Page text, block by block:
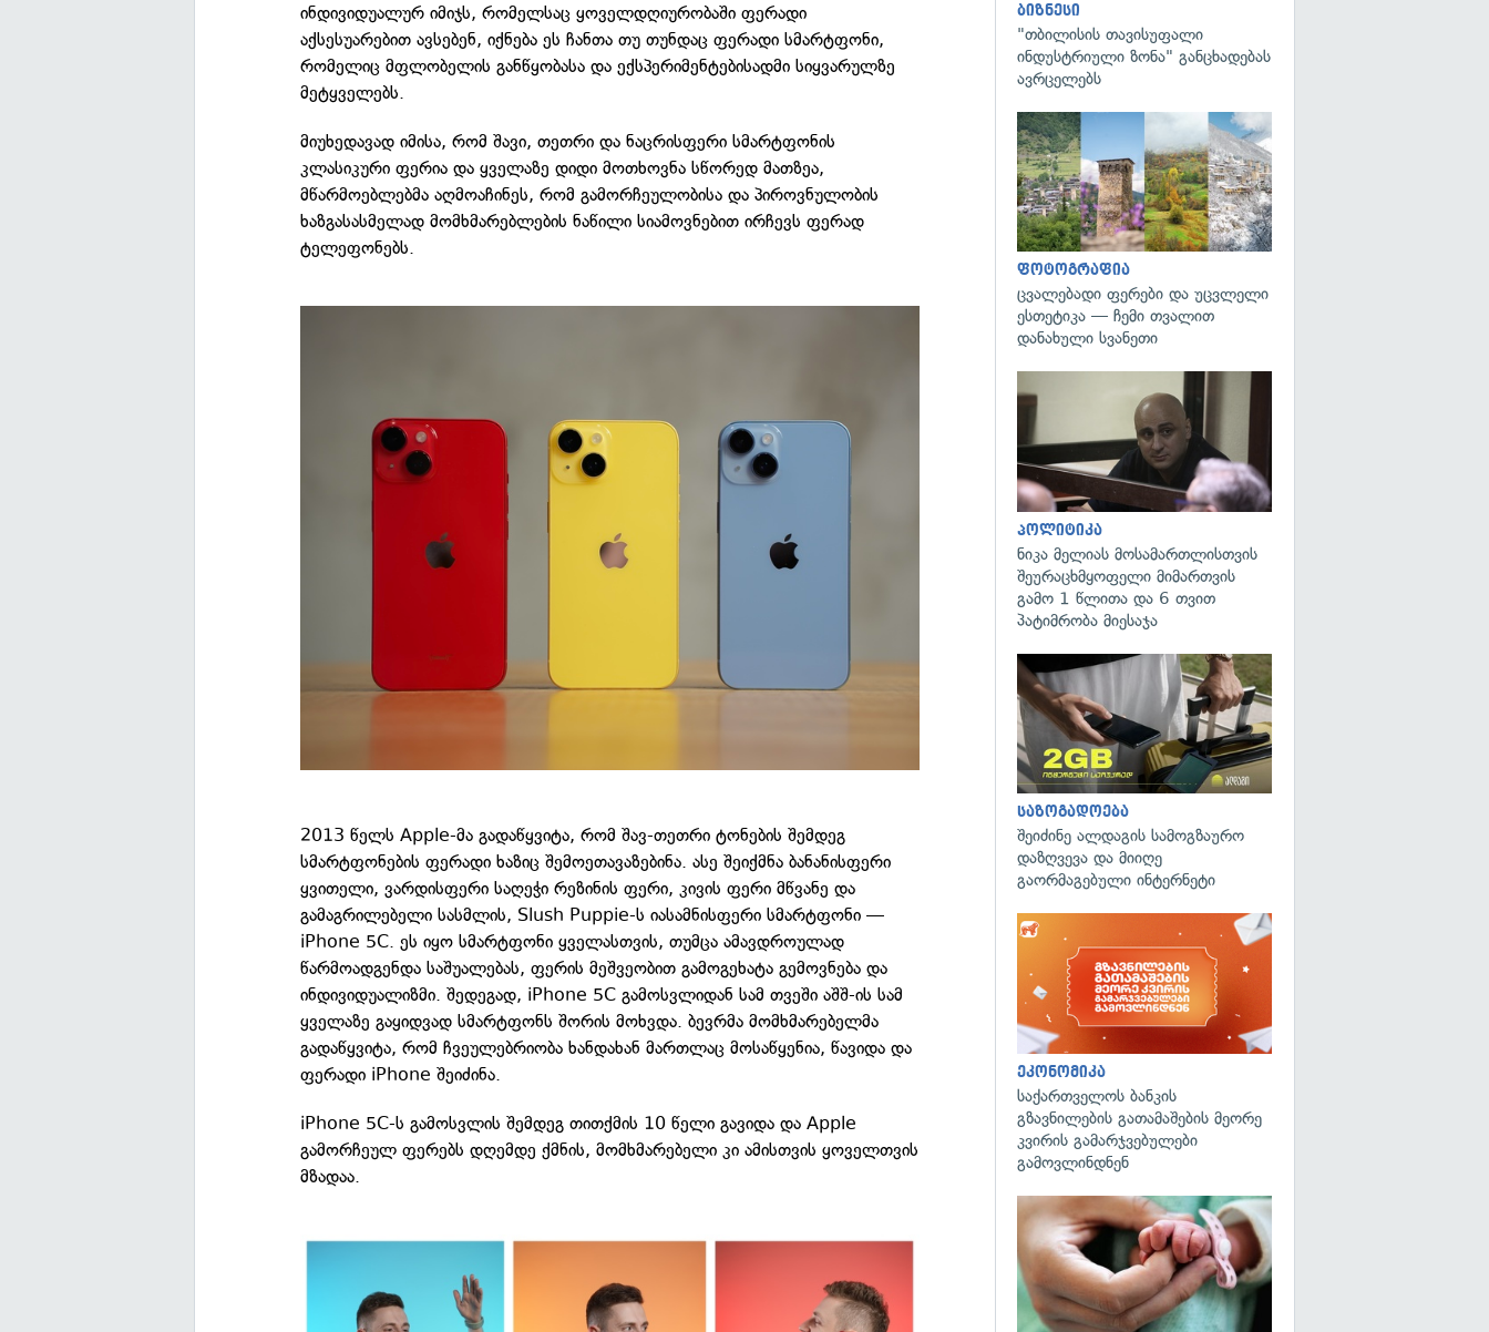
ინდივიდუალურ იმიჯს, რომელსაც ყოველდღიურობაში ფერადი
აქსესუარებით ავსებენ, იქნება ეს ჩანთა თუ თუნდაც ფერადი სმარტფონი,
რომელიც მფლობელის განწყობასა და ექსპერიმენტებისადმი სიყვარულზე
მეტყველებს.
მიუხედავად იმისა, რომ შავი, თეთრი და ნაცრისფერი სმარტფონის
კლასიკური ფერია და ყველაზე დიდი მოთხოვნა სწორედ მათზეა,
მწარმოებლებმა აღმოაჩინეს, რომ გამორჩეულობისა და პიროვნულობის
ხაზგასასმელად მომხმარებლების ნაწილი სიამოვნებით ირჩევს ფერად
ტელეფონებს.
2013 წელს Apple-მა გადაწყვიტა, რომ შავ-თეთრი ტონების შემდეგ
სმარტფონების ფერადი ხაზიც შემოეთავაზებინა. ასე შეიქმნა ბანანისფერი
ყვითელი, ვარდისფერი საღეჭი რეზინის ფერი, კივის ფერი მწვანე და
გამაგრილებელი სასმლის, Slush Puppie-ს იასამნისფერი სმარტფონი —
iPhone 5C. ეს იყო სმარტფონი ყველასთვის, თუმცა ამავდროულად
წარმოადგენდა საშუალებას, ფერის მეშვეობით გამოგეხატა გემოვნება და
ინდივიდუალიზმი. შედეგად, iPhone 5C გამოსვლიდან სამ თვეში აშშ-ის სამ
ყველაზე გაყიდვად სმარტფონს შორის მოხვდა. ბევრმა მომხმარებელმა
გადაწყვიტა, რომ ჩვეულებრიობა ხანდახან მართლაც მოსაწყენია, წავიდა და
ფერადი iPhone შეიძინა.
iPhone 5C-ს გამოსვლის შემდეგ თითქმის 10 წელი გავიდა და Apple
გამორჩეულ ფერებს დღემდე ქმნის, მომხმარებელი კი ამისთვის ყოველთვის
მზადაა.
ბიზნესი
"თბილისის თავისუფალი
ინდუსტრიული ზონა" განცხადებას
ავრცელებს
ფოტოგრაფია
ცვალებადი ფერები და უცვლელი
ესთეტიკა — ჩემი თვალით
დანახული სვანეთი
პოლიტიკა
ნიკა მელიას მოსამართლისთვის
შეურაცხმყოფელი მიმართვის
გამო 1 წლითა და 6 თვით
პატიმრობა მიესაჯა
საზოგადოება
შეიძინე ალდაგის სამოგზაურო
დაზღვევა და მიიღე
გაორმაგებული ინტერნეტი
ეკონომიკა
საქართველოს ბანკის
გზავნილების გათამაშების მეორე
კვირის გამარჯვებულები
გამოვლინდნენ